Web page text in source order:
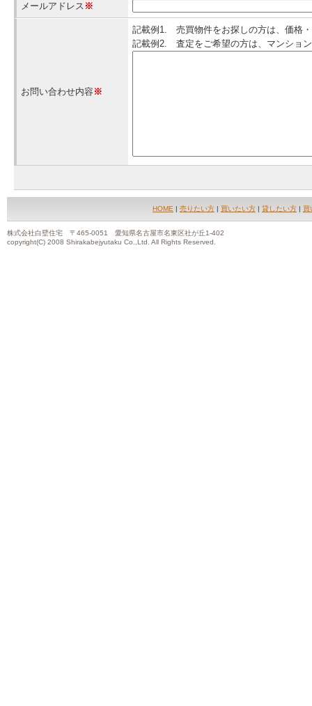
メールアドレス ※
お問い合わせ内容 ※
記載例1. 売買物件をお探しの方は、価格
記載例2. 査定をご希望の方は、マンショ
HOME | 売りたい方 | 買いたい方 | 貸したい方 | 買
株式会社白壁住宅 〒465-0051 愛知県名古屋市名東区社が丘1-402
copyright(C) 2008 Shirakabejyutaku Co.,Ltd. All Rights Reserved.